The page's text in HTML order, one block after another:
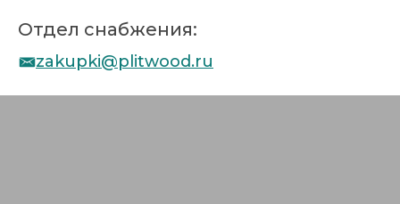
Отдел снабжения:
zakupki@plitwood.ru